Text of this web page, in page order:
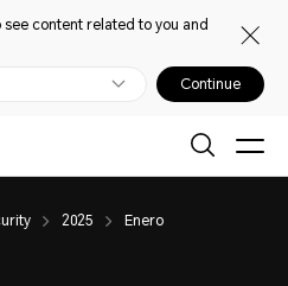
content related to you and
Continue
2025 Enero